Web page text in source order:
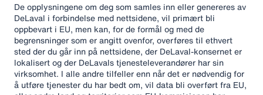
De opplysningene om deg som samles inn eller genereres av
DeLaval i forbindelse med nettsidene, vil primært bli
oppbevart i EU, men kan, for de formål og med de
begrensninger som er angitt ovenfor, overføres til ethvert
sted der du går inn på nettsidene, der DeLaval-konsernet er
lokalisert og der DeLavals tjenesteleverandører har sin
virksomhet. I alle andre tilfeller enn når det er nødvendig for
å utføre tjenester du har bedt om, vil data bli overført fra EU,